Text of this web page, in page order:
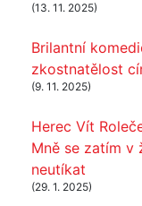
(13. 11. 2025)
Brilantní
zkostnatělost
(9. 11. 2025)
Herec Vít
Mně se zatím v
neutíkat
(29. 1. 2025)